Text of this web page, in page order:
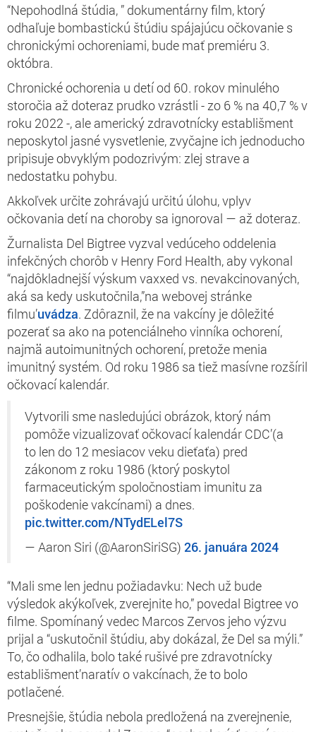
“Nepohodlná štúdia, ” dokumentárny film, ktorý
odhaľuje bombastickú štúdiu spájajúcu očkovanie s
chronickými ochoreniami, bude mať premiéru 3.
októbra.
Chronické ochorenia u detí od 60. rokov minulého
storočia až doteraz prudko vzrástli - zo 6 % na 40,7 % v
roku 2022 -, ale americký zdravotnícky establišment
neposkytol jasné vysvetlenie, zvyčajne ich jednoducho
pripisuje obvyklým podozrivým: zlej strave a
nedostatku pohybu.
Akkoľvek určite zohrávajú určitú úlohu, vplyv
očkovania detí na choroby sa ignoroval — až doteraz.
Žurnalista Del Bigtree vyzval vedúceho oddelenia
infekčných chorôb v Henry Ford Health, aby vykonal
“najdôkladnejší výskum vaxxed vs. nevakcinovaných,
aká sa kedy uskutočnila,”na webovej stránke
filmu’uvádza. Zdôraznil, že na vakcíny je dôležité
pozerať sa ako na potenciálneho vinníka ochorení,
najmä autoimunitných ochorení, pretože menia
imunitný systém. Od roku 1986 sa tiež masívne rozšíril
očkovací kalendár.
Vytvorili sme nasledujúci obrázok, ktorý nám
pomôže vizualizovať očkovací kalendár CDC’(a
to len do 12 mesiacov veku dieťaťa) pred
zákonom z roku 1986 (ktorý poskytol
farmaceutickým spoločnostiam imunitu za
poškodenie vakcínami) a dnes.
pic.twitter.com/NTydELel7S
— Aaron Siri (@AaronSiriSG) 26. januára 2024
“Mali sme len jednu požiadavku: Nech už bude
výsledok akýkoľvek, zverejnite ho,” povedal Bigtree vo
filme. Spomínaný vedec Marcos Zervos jeho výzvu
prijal a “uskutočnil štúdiu, aby dokázal, že Del sa mýli.”
To, čo odhalila, bolo také rušivé pre zdravotnícky
establišment’naratív o vakcínach, že to bolo
potlačené.
Presnejšie, štúdia nebola predložená na zverejnenie,